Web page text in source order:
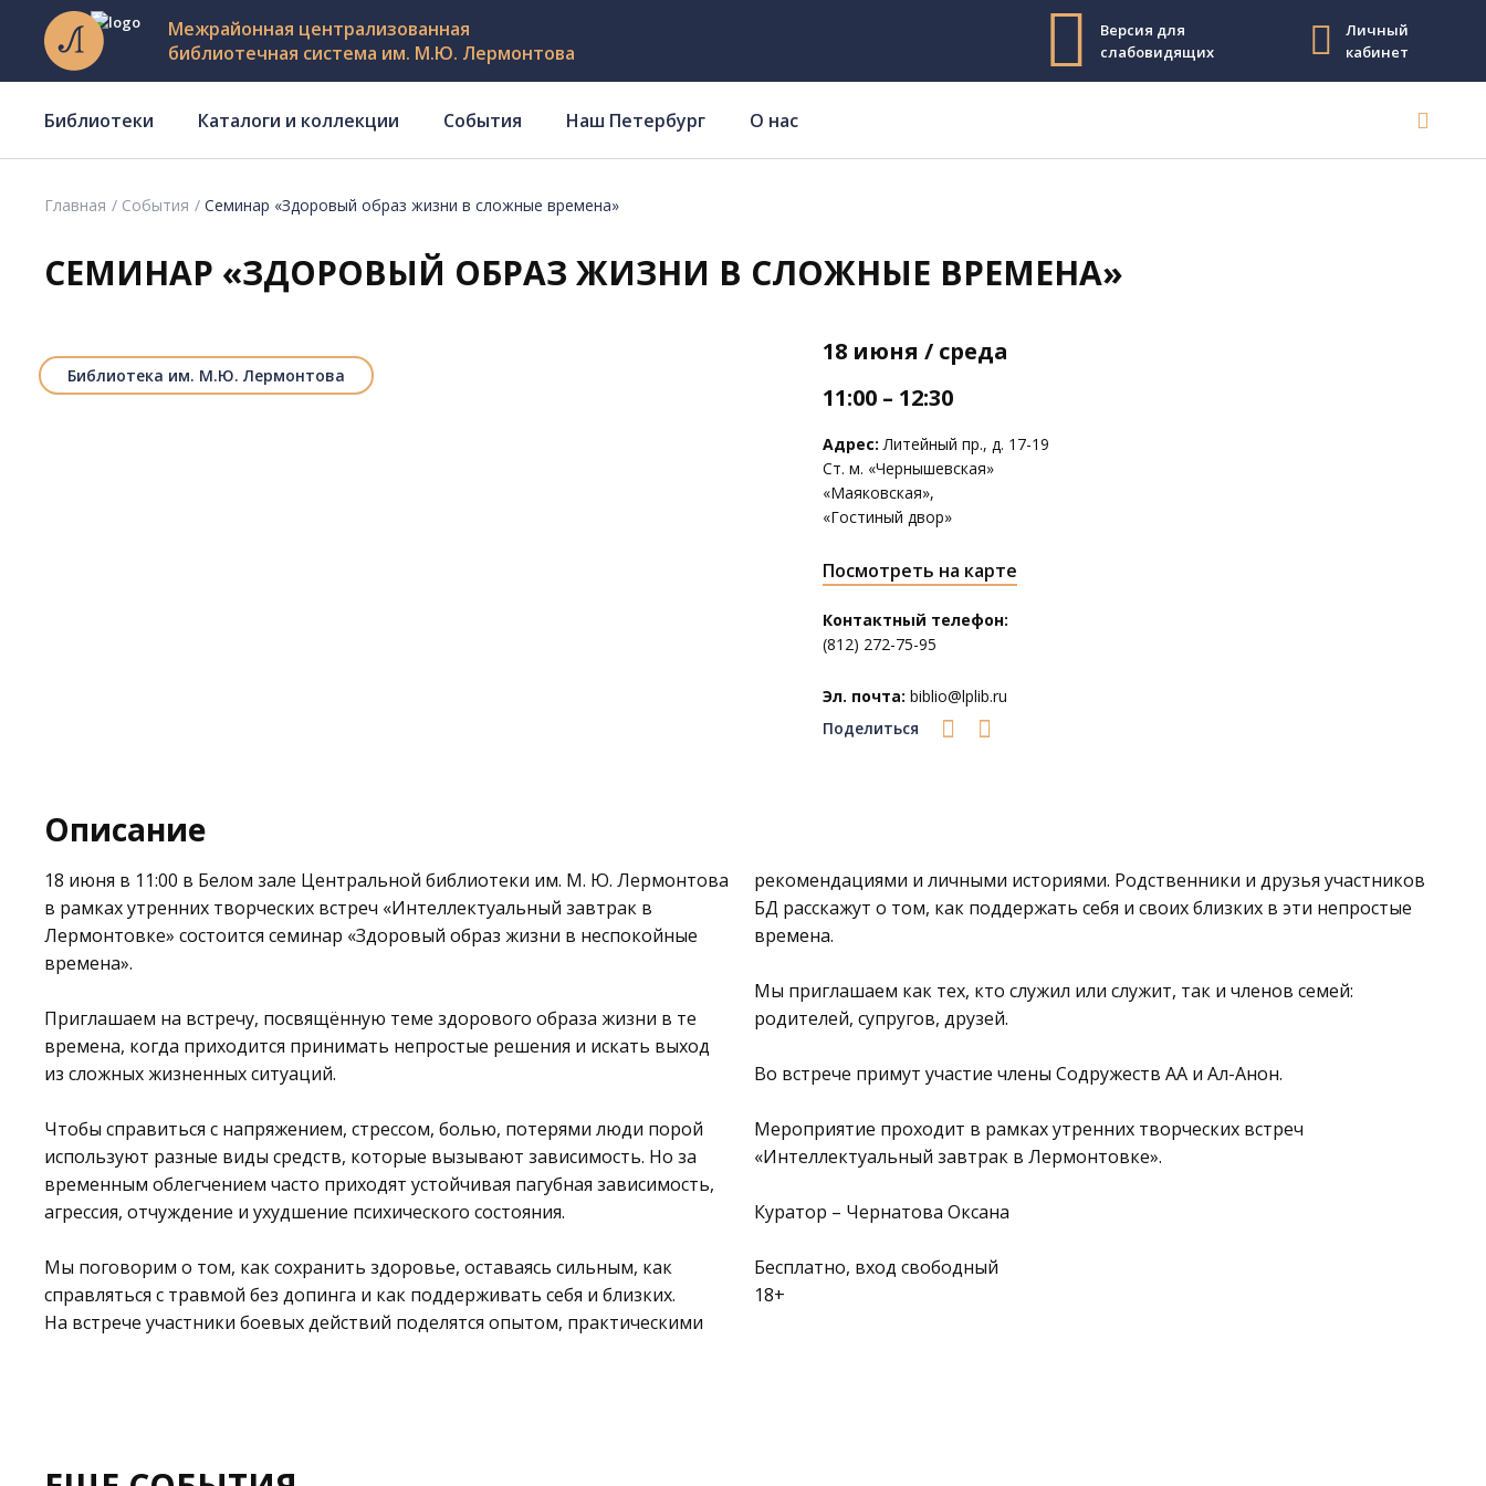
Межрайонная централизованная
библиотечная система им. М.Ю. Лермонтова
Версия для
слабовидящих
Личный
кабинет
Библиотеки Каталоги и коллекции События Наш Петербург О нас
Главная События Семинар «Здоровый образ жизни в сложные времена»
СЕМИНАР «ЗДОРОВЫЙ ОБРАЗ ЖИЗНИ В СЛОЖНЫЕ ВРЕМЕНА»
Библиотека им. М.Ю. Лермонтова
18 июня / среда
11:00 – 12:30
Адрес: Литейный пр., д. 17-19
Ст. м. «Чернышевская»
«Маяковская»,
«Гостиный двор»
Посмотреть на карте
Контактный телефон:
(812) 272-75-95
Эл. почта: biblio@lplib.ru
Поделиться
Описание
18 июня в 11:00 в Белом зале Центральной библиотеки им. М. Ю. Лермонтова
в рамках утренних творческих встреч «Интеллектуальный завтрак в
Лермонтовке» состоится семинар «Здоровый образ жизни в неспокойные
времена».
Приглашаем на встречу, посвящённую теме здорового образа жизни в те
времена, когда приходится принимать непростые решения и искать выход
из сложных жизненных ситуаций.
Чтобы справиться с напряжением, стрессом, болью, потерями люди порой
используют разные виды средств, которые вызывают зависимость. Но за
временным облегчением часто приходят устойчивая пагубная зависимость,
агрессия, отчуждение и ухудшение психического состояния.
Мы поговорим о том, как сохранить здоровье, оставаясь сильным, как
справляться с травмой без допинга и как поддерживать себя и близких.
На встрече участники боевых действий поделятся опытом, практическими
рекомендациями и личными историями. Родственники и друзья участников
БД расскажут о том, как поддержать себя и своих близких в эти непростые
времена.
Мы приглашаем как тех, кто служил или служит, так и членов семей:
родителей, супругов, друзей.
Во встрече примут участие члены Содружеств АА и Ал-Анон.
Мероприятие проходит в рамках утренних творческих встреч
«Интеллектуальный завтрак в Лермонтовке».
Куратор – Чернатова Оксана
Бесплатно, вход свободный
18+